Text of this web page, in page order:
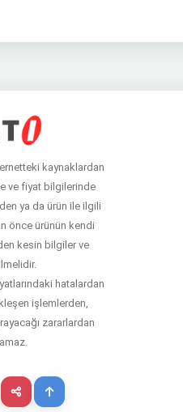
kaynaklardan
ve fiyat bilgilerinde
ya da ürün ile ilgili
önce ürünün kendi
kesin bilgiler ve
hatalardan
işlemlerden,
zararlardan